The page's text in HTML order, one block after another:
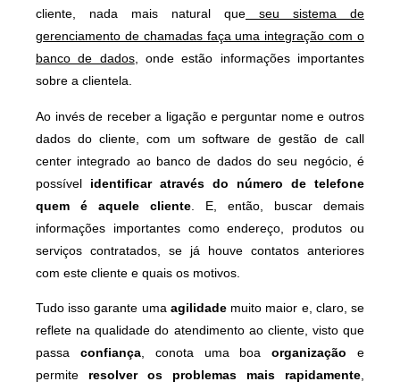
cliente, nada mais natural que seu sistema de
gerenciamento de chamadas faça uma integração com o
banco de dados, onde estão informações importantes
sobre a clientela.
Ao invés de receber a ligação e perguntar nome e outros
dados do cliente, com um software de gestão de call
center integrado ao banco de dados do seu negócio, é
possível identificar através do número de telefone
quem é aquele cliente . E, então, buscar demais
informações importantes como endereço, produtos ou
serviços contratados, se já houve contatos anteriores
com este cliente e quais os motivos.
Tudo isso garante uma agilidade muito maior e, claro, se
reflete na qualidade do atendimento ao cliente, visto que
passa confiança, conota uma boaorganizaçãoe
permite resolver os problemas mais rapidamente,